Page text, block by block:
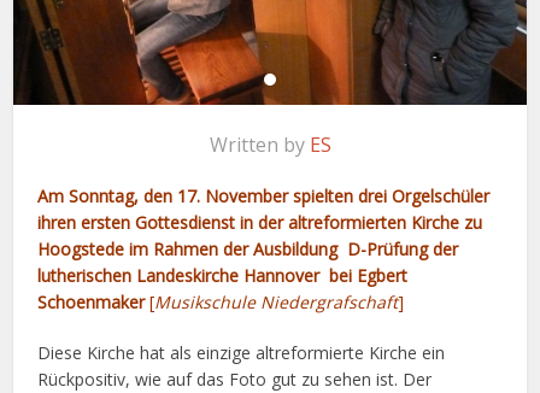
Written by ES
Am Sonntag, den 17. November spielten drei Orgelschüler
ihren ersten Gottesdienst in der altreformierten Kirche zu
Hoogstede im Rahmen der Ausbildung D-Prüfung der
lutherischen Landeskirche Hannover bei Egbert
Schoenmaker[Musikschule Niedergrafschaft]
Diese Kirche hat als einzige altreformierte Kirche ein
Rückpositiv, wie auf das Foto gut zu sehen ist. Der